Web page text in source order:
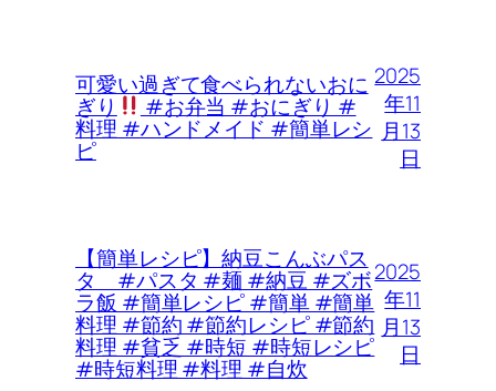
可愛い過ぎて食べられないおに
ぎり #お弁当 #おにぎり #
料理 #ハンドメイド #簡単レシ
ピ
2025
年11
月13
日
【簡単レシピ】納豆こんぶパス
タ #パスタ #麺 #納豆 #ズボ
ラ飯 #簡単レシピ #簡単 #簡単
料理 #節約 #節約レシピ #節約
料理 #貧乏 #時短 #時短レシピ
#時短料理 #料理 #自炊
2025
年11
月13
日